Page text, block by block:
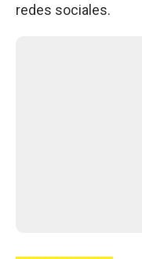
redes sociales.